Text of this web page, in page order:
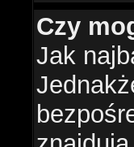
Czy
Jak